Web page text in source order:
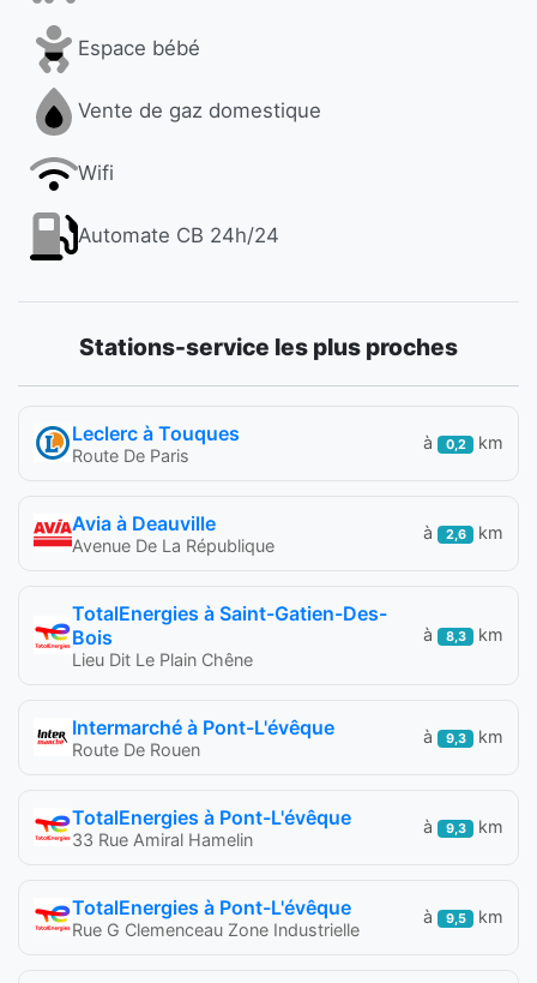
Espace bébé
Vente de gaz domestique
Wifi
Automate CB 24h/24
Stations-service les plus proches
Leclerc à Touques
Route De Paris
à 0,2 km
Avia à Deauville
Avenue De La République
à 2,6 km
TotalEnergies à Saint-Gatien-Des-
Bois
Lieu Dit Le Plain Chêne
à 8,3 km
Intermarché à Pont-L'évêque
Route De Rouen
à 9,3 km
TotalEnergies à Pont-L'évêque
33 Rue Amiral Hamelin
à 9,3 km
TotalEnergies à Pont-L'évêque
Rue G Clemenceau Zone Industrielle
à 9,5 km